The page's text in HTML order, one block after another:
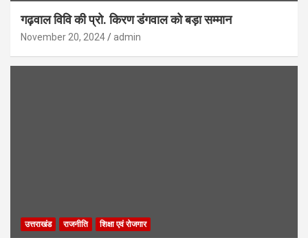
गढ़वाल विवि की प्रो. किरण डंगवाल को बड़ा सम्मान
November 20, 2024 admin
उत्तराखंड राजनीति शिक्षा एवं रोजगार